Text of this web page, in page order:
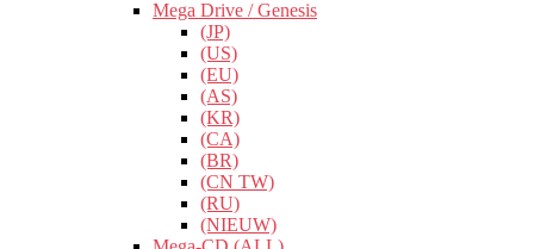
Mega Drive / Genesis
(JP)
(US)
(EU)
(AS)
(KR)
(CA)
(BR)
(CN TW)
(RU)
(NIEUW)